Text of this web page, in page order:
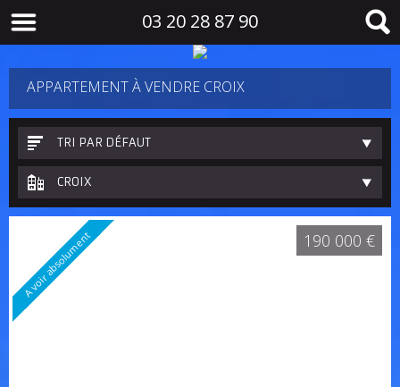
03 20 28 87 90
APPARTEMENT À VENDRE CROIX
TRI PAR DÉFAUT
CROIX
A voir absolument 190 000 €